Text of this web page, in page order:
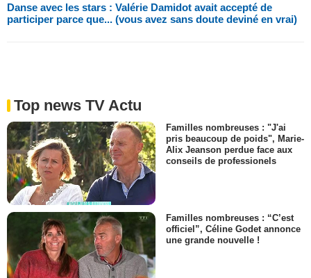
Danse avec les stars : Valérie Damidot avait accepté de
participer parce que... (vous avez sans doute deviné en vrai)
Top news TV Actu
Familles nombreuses : "J'ai
pris beaucoup de poids", Marie-
Alix Jeanson perdue face aux
conseils de professionels
Familles nombreuses : “C’est
officiel”, Céline Godet annonce
une grande nouvelle !